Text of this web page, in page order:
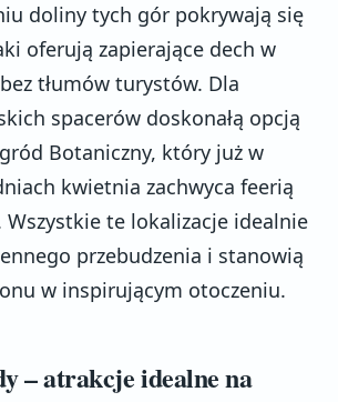
doliny tych gór pokrywają się
oferują zapierające dech w
tłumów turystów. Dla
spacerów doskonałą opcją
Botaniczny, który już w
kwietnia zachwyca feerią
Wszystkie te lokalizacje idealnie
przebudzenia i stanowią
w inspirującym otoczeniu.
– atrakcje idealne na